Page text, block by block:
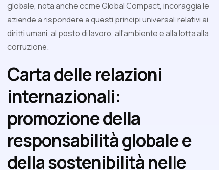
globale, nota anche come Global Compact, incoraggia le
aziende a rispondere a questi principi universali relativi ai
diritti umani, al posto di lavoro, all'ambiente e alla lotta alla
corruzione.
Carta delle relazioni
internazionali:
promozione della
responsabilità globale e
della sostenibilità nelle